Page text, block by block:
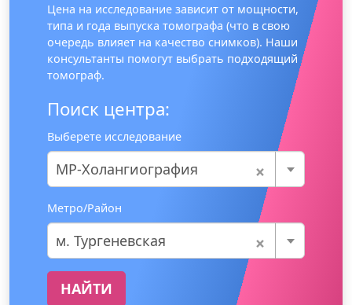
Цена на исследование зависит от мощности,
типа и года выпуска томографа (что в свою
очередь влияет на качество снимков). Наши
консультанты помогут выбрать подходящий
томограф.
Поиск центра:
Выберете исследование
×
МР-Холангиография
Метро/Район
×
м. Тургеневская
НАЙТИ